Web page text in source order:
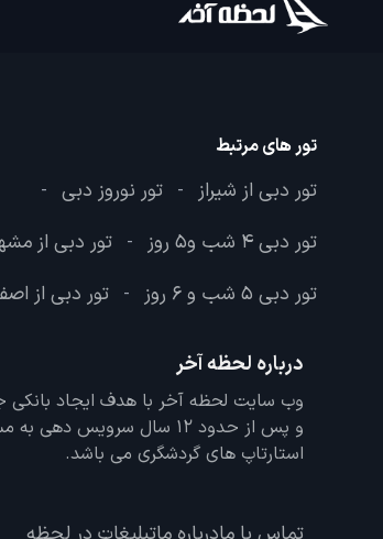
تور های مرتبط
تور دبی از شیراز - تور نوروز دبی -
تور دبی 4 شب و5 روز - تور دبی از
تور دبی 5 شب و 6 روز - تور دبی از
درباره لحظه آخر
و پس از حدود 12 سال
استارتاپ های گردشگری می باشد.